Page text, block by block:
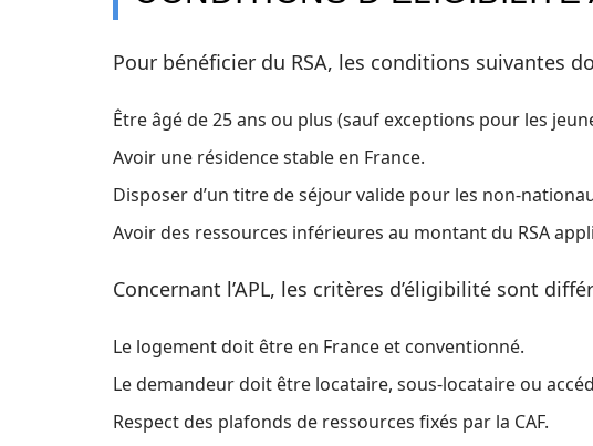
Pour bénéficier du RSA, les conditions suivantes
Être âgé de 25 ans ou plus (sauf exceptions pour les
Avoir une résidence stable en France.
Disposer d’un titre de séjour valide pour les non-
Avoir des ressources inférieures au montant du RSA
Concernant l’APL, les critères d’éligibilité sont
Le logement doit être en France et conventionné.
Le demandeur doit être locataire, sous-locataire ou
Respect des plafonds de ressources fixés par la CAF.